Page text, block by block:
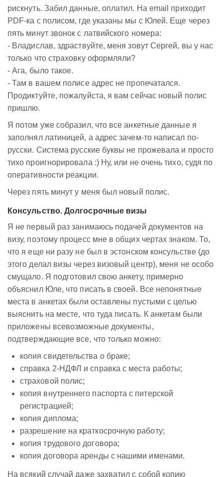
рискнуть. Забил данные, оплатил. На email приходит
PDF-ка с полисом, где указаны мы с Юлей. Еще через
пять минут звонок с латвийского номера:
- Владислав, здраствуйте, меня зовут Сергей, вы у нас
только что страховку оформляли?
- Ага, было такое.
- Там в вашем полисе адрес не пропечатался.
Продиктуйте, пожалуйста, я вам сейчас новый полис
пришлю.
Я потом уже собразил, что все анкетные данные я
заполнял латиницей, а адрес зачем-то написал по-
русски. Система русские буквы не прожевала и просто
тихо проигнорировала :) Ну, или не очень тихо, судя по
оперативности реакции.
Через пять минут у меня был новый полис.
Консульство. Долгосрочные визы
Я не первый раз занимаюсь подачей документов на
визу, поэтому процесс мне в общих чертах знаком. То,
что я еще ни разу не был в эстонском консульстве (до
этого делал визы через визовый центр), меня не особо
смущало. Я подготовил свою анкету, примерно
объяснил Юле, что писать в своей. Все непонятные
места в анкетах были оставлены пустыми с целью
выяснить на месте, что туда писать. К анкетам были
приложены всевозможные документы,
подтверждающие все, что только можно:
копия свидетельства о браке;
справка 2-НДФЛ и справка с места работы;
страховой полис;
копия внутреннего паспорта с питерской
регистрацией;
копия диплома;
разрешение на краткосрочную работу;
копия трудового договора;
копия договора аренды с нашими именами.
На всякий случай даже захватил с собой копию